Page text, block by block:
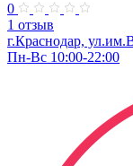
0
1 отзыв
г.Краснодар,
Пн-Вс 10:00-22:00